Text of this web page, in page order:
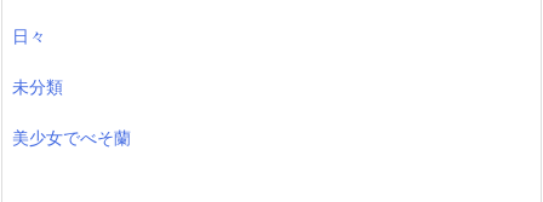
日々
未分類
美少女でべそ蘭